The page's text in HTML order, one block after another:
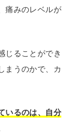
痛みのレベルが
じることができ
まうのかで、カ
いるのは、自分